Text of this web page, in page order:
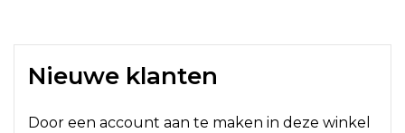
Nieuwe klanten
Door een account aan te maken in deze winkel